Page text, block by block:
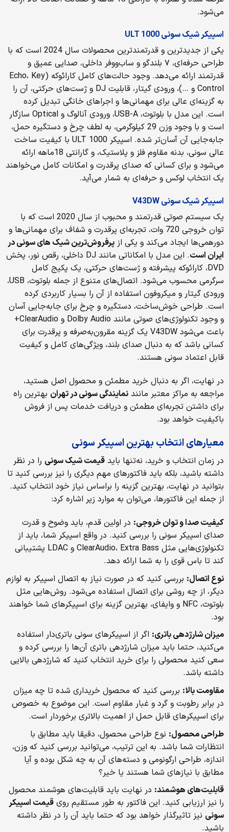
می‌شود.
اسپیکر شیک سونی ULT 1000
یکی از جدیدترین و قدرتمندترین محصولات سال 2024 است که با
طراحی حرفه‌ای، ۷ بلندگو و ساب‌ووفر داخلی، صدایی عمیق و
قدرتمند ارائه می‌دهد. وجود حالت‌های کامل کارائوکه (Echo، Key
Control و …)، ورودی گیتار، قابلیت DJ و ژست‌های حرکتی، آن را
به گزینه‌ای عالی برای مهمانی‌ها و اجراهای خانگی تبدیل کرده
است. این مدل با بلوتوث، USB-A، ورودی آنالوگ و Optical سازگار
است و با وجود وزن 29 کیلوگرمی، به لطف چرخ و دستگیره حمل،
جابه‌جایی آن آسان‌تر شده. اسپیکر ULT 1000 با کیفیت ساخت
عالی سونی، بدنه مقاوم فلز و پلاستیک، و گارانتی 18ماهه ارائه
می‌شود و برای کسانی که صدای پرقدرت و امکانات کامل می‌خواهند
یک انتخاب لوکس و حرفه‌ای به شمار می‌آید.
اسپیکر شیک سونی V43DW
یک سیستم صوتی قدرتمند و محبوب از سال 2020 است که با
توان خروجی 720 وات، تجربه‌ای پرقدرت و شفاف برای مهمانی‌ها و
دورهمی‌ها ایجاد می‌کند و یکی از پرفروش‌ترین شیک های سونی در
ایران است
. این مدل با امکاناتی مانند DJ داخلی، رقص نور، پخش
DVD، کارائوکه پیشرفته و ژست‌های حرکتی، یک پکیج کامل
سرگرمی محسوب می‌شود. اتصال‌های متنوع از جمله بلوتوث، USB،
ورودی گیتار و میکروفون استفاده از آن را بسیار کاربردی کرده
است. طراحی خوش‌ساخت، دستگیره و چرخ برای جابه‌جایی آسان
و وجود تکنولوژی‌های صوتی مانند Dolby Audio و ClearAudio+
باعث می‌شود V43DW یک گزینه مقرون‌به‌صرفه و پرقدرت برای
کسانی باشد که به دنبال صدای بلند، ویژگی‌های کامل و کیفیت
قابل اعتماد سونی هستند.
در نهایت، اگر به دنبال خرید مطمئن و محصول اصل هستید،
مراجعه به مراکز معتبر مانند نمایندگی سونی در تهران بهترین راه
برای داشتن تجربه‌ای مطمئن و دریافت خدمات پس از فروش
باکیفیت خواهد بود.
معیارهای انتخاب بهترین اسپیکر سونی
در زمان انتخاب و خرید، نه‌تنها باید قیمت شیک سونی را در نظر
داشته باشید، بلکه باید فاکتورهای مهم دیگری را نیز بررسی کنید تا
بتوانید در نهایت، بهترین گزینه را براساس نیاز خود انتخاب کنید.
از جمله این فاکتورها، می‌توان به موارد زیر اشاره کرد:
کیفیت صدا و توان خروجی: در اولین قدم، باید وضوح و قدرت
صدای اسپیکر سونی را بررسی کنید. در واقع اسپیکر شما، باید از
تکنولوژی‌هایی مثل ClearAudio، Extra Bass و LDAC پشتیبانی
کند تا باس قوی را به شما ارائه دهد.
نوع اتصال: بررسی کنید که در صورت نیاز به اتصال اسپیکر به لوازم
دیگر، از چه روشی برای اتصال استفاده می‌شود. روش‌هایی مثل
بلوتوث، NFC و وایفای، بهترین گزینه برای اسپیکرهای شما خواهند
بود.
میزان شارژدهی باتری: اگر از اسپیکرهای سونی باتری‌دار استفاده
می‌کنید، حتما باید میزان شارژدهی باتری آن‌ها را بررسی کرده و
سعی کنید محصولی را برای خرید انتخاب کنید که شارژدهی بالایی
داشته باشد.
مقاومت بالا: بررسی کنید که محصول خریداری شده تا چه میزان
در برابر رطوبت و گرد و غبار مقاوم است. این موضوع به خصوص
برای اسپیکرهای قابل حمل از اهمیت بالاتری برخوردار است.
طراحی محصول: نوع طراحی محصول، دقیقا باید مطابق با
انتظارات شما باشد. به این ترتیب، می‌توانید بررسی کنید که وزن،
اندازه، طراحی ارگونومی و دسته‌های آن به چه شکل بوده و آیا
مطابق با نیازهای شما هستند یا خیر؟
قابلیت‌های هوشمند: در نهایت باید قابلیت‌های هوشمند محصول
را نیز ارزیابی کنید. این فاکتور به طور مستقیم روی قیمت اسپیکر
سونی نیز تاثیرگذار خواهد بود که حتما باید آن را در نظر داشته
باشید.